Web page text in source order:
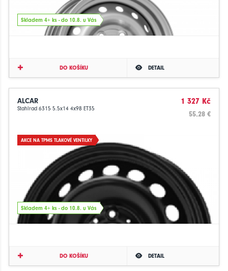
Skladem 4+ ks - do 10.8. u Vás
DO KOŠÍKU DETAIL
ALCAR
Stahlrad 6315 5.5x14 4x98 ET35
1 327 Kč
55.28 €
AKCE NA TPMS TLAKOVÉ VENTILKY
Skladem 4+ ks - do 10.8. u Vás
DO KOŠÍKU DETAIL